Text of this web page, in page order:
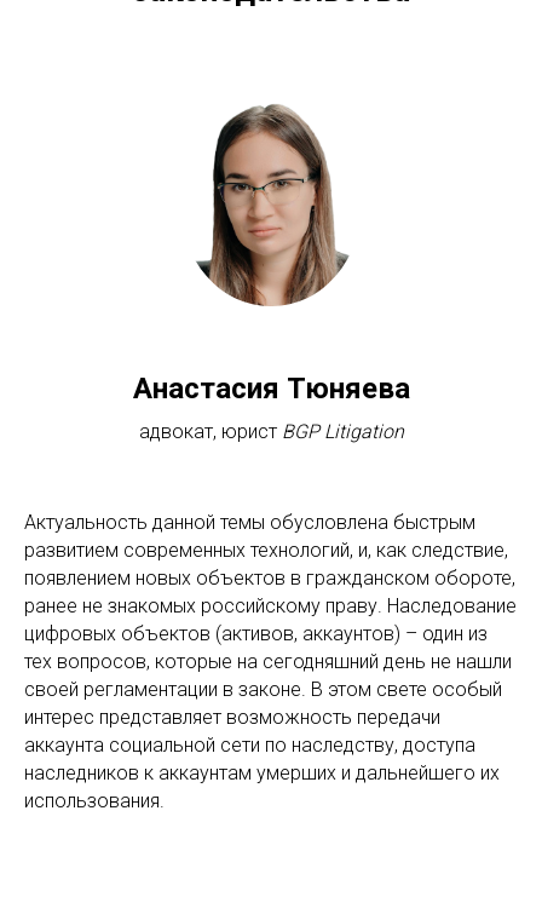
Анастасия Тюняева
адвокат, юрист BGP Litigation
Актуальность данной темы обусловлена быстрым
развитием современных технологий, и, как следствие,
появлением новых объектов в гражданском обороте,
ранее не знакомых российскому праву. Наследование
цифровых объектов (активов, аккаунтов) – один из
тех вопросов, которые на сегодняшний день не нашли
своей регламентации в законе. В этом свете особый
интерес представляет возможность передачи
аккаунта социальной сети по наследству, доступа
наследников к аккаунтам умерших и дальнейшего их
использования.